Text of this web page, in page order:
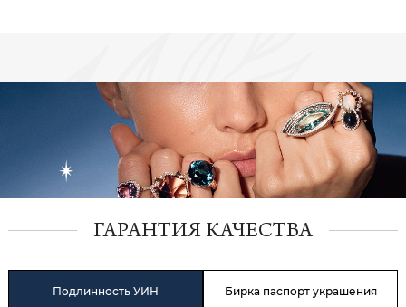
ГАРАНТИЯ КАЧЕСТВА
Подлинность УИН Бирка паспорт украшения